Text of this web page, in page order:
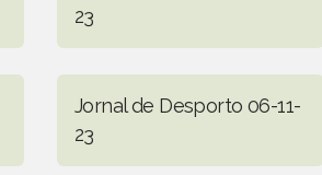
23
Jornal de Desporto 06-11-
23